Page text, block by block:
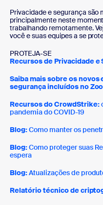
Privacidade e segurança
principalmente neste
trabalhando remotamente.
você e suas equipes a se
PROTEJA-SE
Recursos de Privacidade e
Saiba mais sobre os
segurança incluídos no
Recursos do CrowdStrike:
pandemia do COVID-19
Blog:Como manter os
Blog:Como proteger suas
espera
Blog:Atualizações de
Relatório técnico de